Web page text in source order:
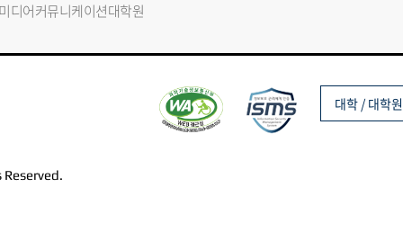
디어커뮤니케이션대학원
대학 / 대학원